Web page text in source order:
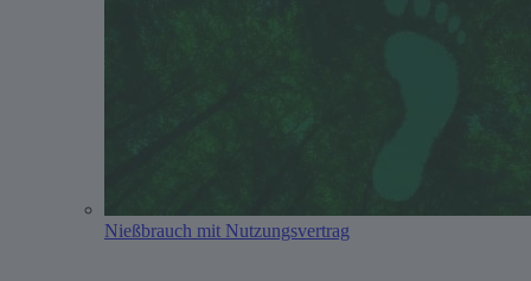
Nießbrauch mit Nutzungsvertrag